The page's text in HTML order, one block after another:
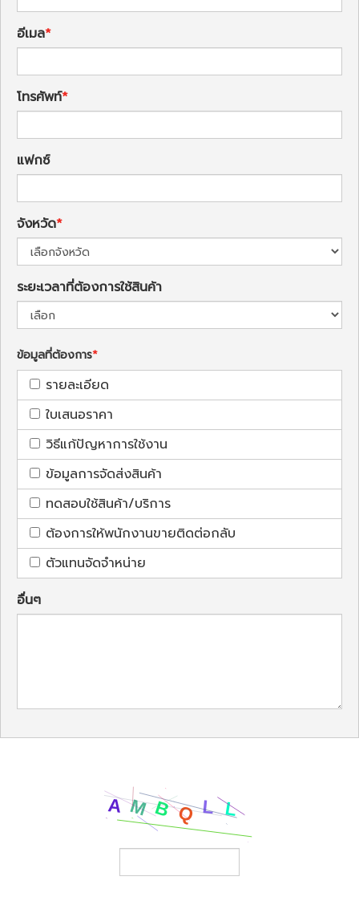
อีเมล
โทรศัพท์
แฟกซ์
จังหวัด
ระยะเวลาที่ต้องการใช้สินค้า
ข้อมูลที่ต้องการ
รายละเอียด
ใบเสนอราคา
วิธีแก้ปัญหาการใช้งาน
ข้อมูลการจัดส่งสินค้า
ทดสอบใช้สินค้า/บริการ
ต้องการให้พนักงานขายติดต่อกลับ
ตัวแทนจัดจำหน่าย
อื่นๆ